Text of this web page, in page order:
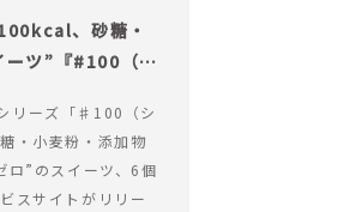
、砂糖・
ーツ”『#100（シ
リーズ「♯100（シ
・小麦粉・添加物
ロ”のスイーツ、6個
スサイトがリリー